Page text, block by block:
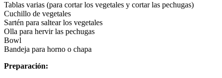
Tablas varias (para cortar los vegetales y cortar las pechugas)
Cuchillo de vegetales
Sartén para saltear los vegetales
Olla para hervir las pechugas
Bowl
Bandeja para horno o chapa
Preparación: